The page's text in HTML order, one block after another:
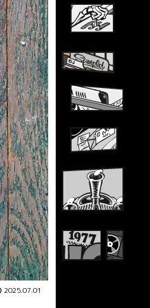
2025.07.01